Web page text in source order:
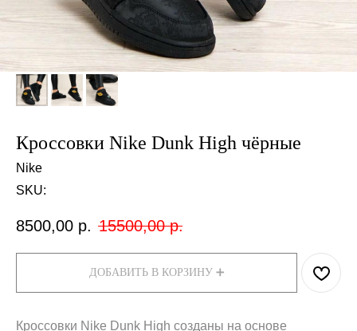
Кроссовки Nike Dunk High чёрные
Nike
SKU:
8500,00 р. 15500,00 р.
ДОБАВИТЬ В КОРЗИНУ ➕
Кроссовки Nike Dunk High созданы на основе